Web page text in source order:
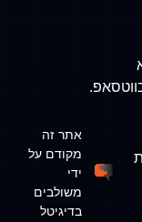
מקודם על